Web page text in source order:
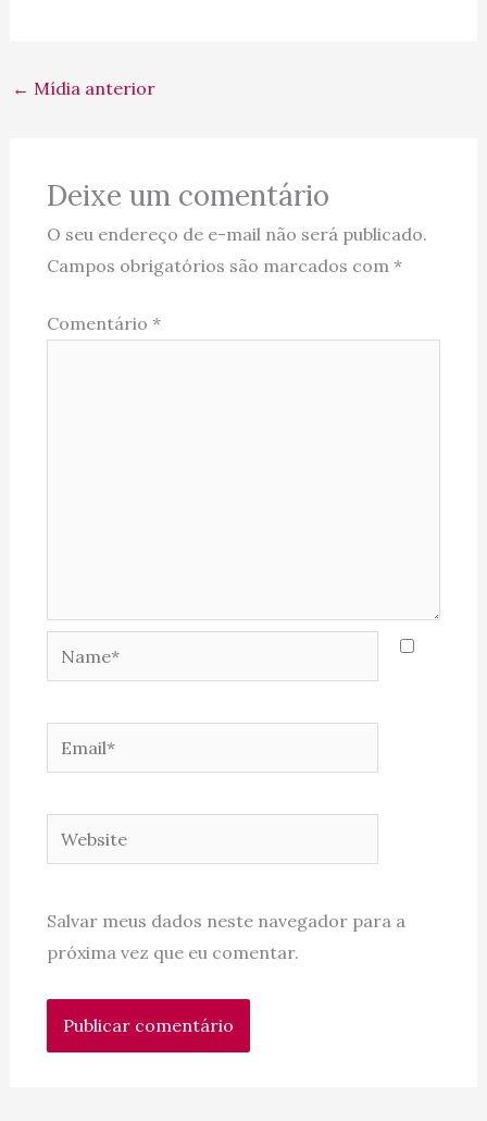
← Mídia anterior
Deixe um comentário
O seu endereço de e-mail não será publicado.
Campos obrigatórios são marcados com *
Comentário *
Name*
Email*
Website
Salvar meus dados neste navegador para a
próxima vez que eu comentar.